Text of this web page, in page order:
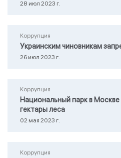
28 июл 2023 г.
Коррупция
Украинским чиновникам
26 июл 2023 г.
Коррупция
Национальный парк в
гектары леса
02 мая 2023 г.
Коррупция